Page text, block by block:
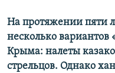
На протяжении пяти
несколько
Крыма: налеты
стрельцов. Однако